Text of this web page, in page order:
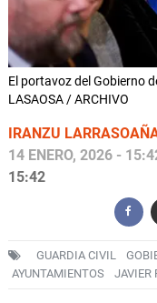
El portavoz del Gobierno
LASAOSA / ARCHIVO
IRANZU
14 ENERO, 2026 -
15:42
GUARDIA CIVIL
AYUNTAMIENTOS
JAVIER